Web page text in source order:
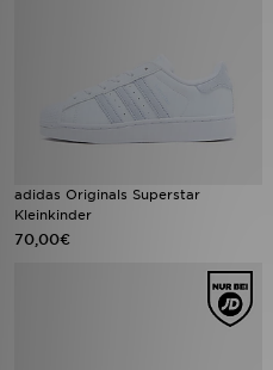
adidas Originals Superstar
Kleinkinder
70,00€